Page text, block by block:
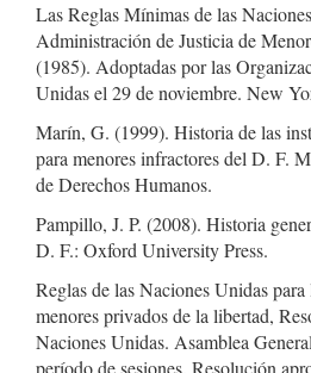
Las Reglas Mínimas de las
Administración de Justicia de
(1985). Adoptadas por las
Unidas el 29 de noviembre. New
Marín, G. (1999). Historia de las
para menores infractores del D. F.
de Derechos Humanos.
Pampillo, J. P. (2008). Historia
D. F.: Oxford University Press.
Reglas de las Naciones Unidas
menores privados de la libertad,
Naciones Unidas. Asamblea
período de sesiones. Resolución